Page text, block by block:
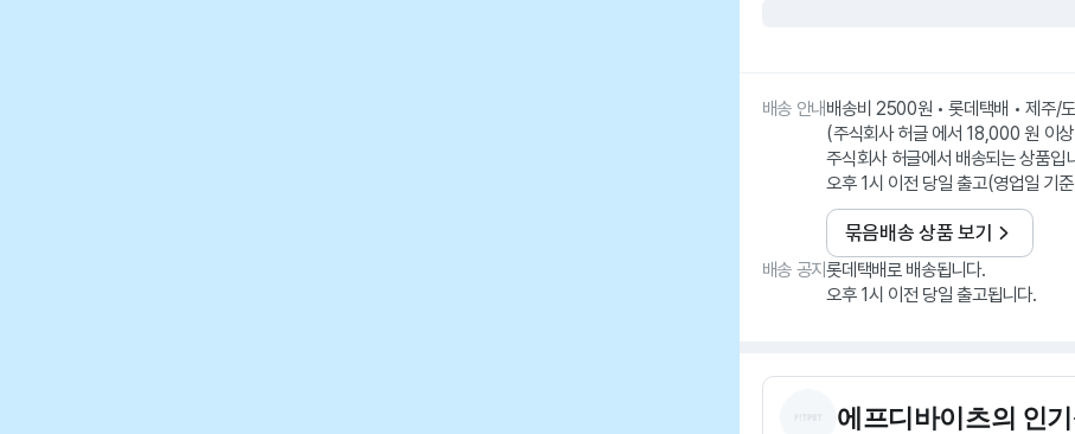
배송 안내배송비 2500원 • 롯데택배 • 제주/
(주식회사 허글 에서 18,000 원 이
주식회사 허글에서 배송되는 상품입
오후 1시 이전 당일 출고(영업일 기
묶음배송 상품 보기
배송 공지롯데택배로 배송됩니다.
오후 1시 이전 당일 출고됩니다.
에프디바이츠의 인